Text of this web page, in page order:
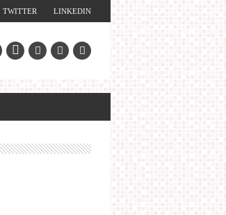
LINKEDIN
TWITTER